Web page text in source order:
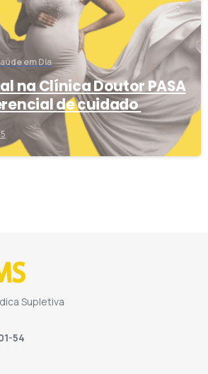
em Dia
na Clínica Doutor PASA
de cuidado
Supletiva
54